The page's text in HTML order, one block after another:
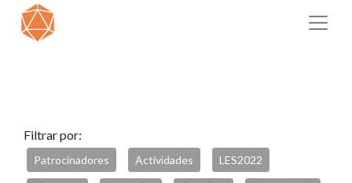
Filtrar por:
Patrocinadores Actividades LES2022